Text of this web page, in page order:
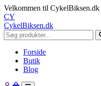
Velkommen til
CY
CykelBiksen.dk
Forside
Butik
Blog